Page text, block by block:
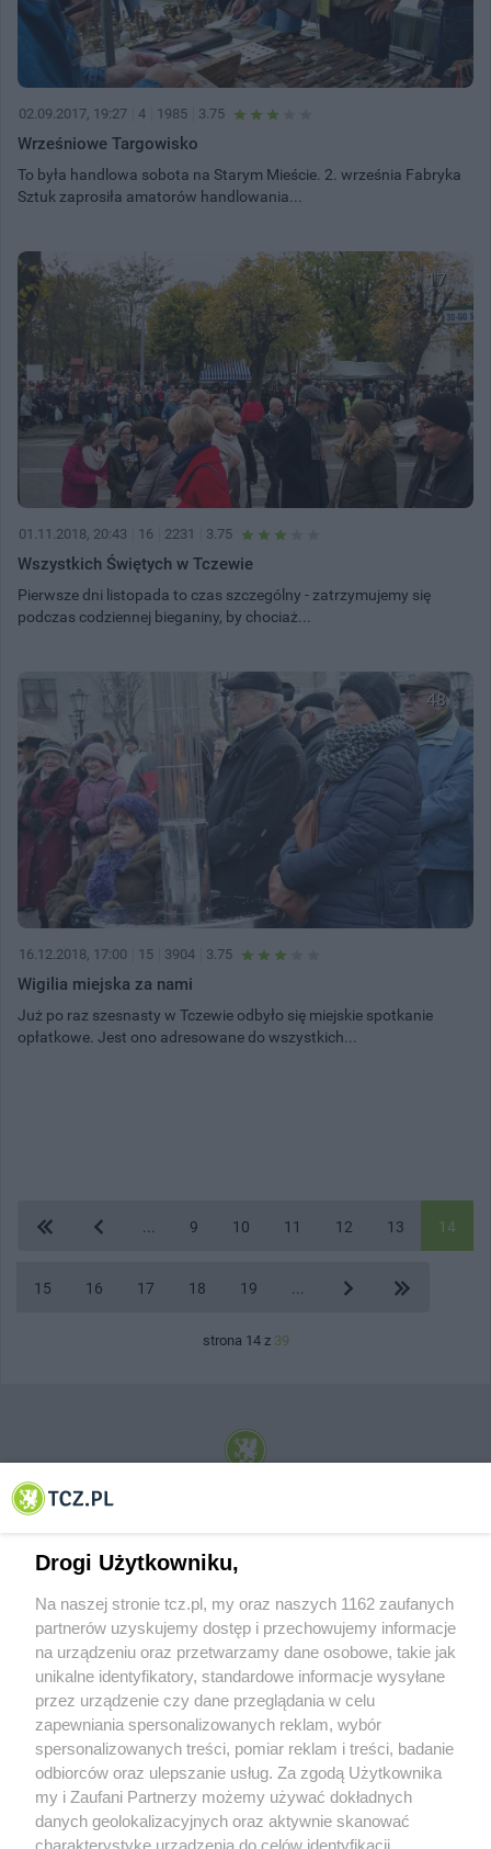
02.09.2017, 19:27 4 1985 3.75
Wrześniowe Targowisko
To była handlowa sobota na Starym Mieście. 2. września Fabryka
Sztuk zaprosiła amatorów handlowania...
17
01.11.2018, 20:43 16 2231 3.75
Wszystkich Świętych w Tczewie
Pierwsze dni listopada to czas szczególny - zatrzymujemy się
podczas codziennej bieganiny, by chociaż...
48
16.12.2018, 17:00 15 3904 3.75
Wigilia miejska za nami
Już po raz szesnasty w Tczewie odbyło się miejskie spotkanie
opłatkowe. Jest ono adresowane do wszystkich...
9 10 11 12 13 14
15 16 17 18 19
strona 14 z 39
© 2001-2026 Tczew - TCZ.PL Sp. z o.o. Internetowy Serwis Informacyjny Miasta
O FIRMIE POLITYKA PRYWATNOŚCI HOSTING
REKLAMA WSPÓŁPRACA RSS FACEBOOK KONTAKT
Nasze serwisy
Drogi Użytkowniku,
Na naszej stronie tcz.pl, my oraz naszych 1162 zaufanych
partnerów uzyskujemy dostęp i przechowujemy informacje
na urządzeniu oraz przetwarzamy dane osobowe, takie jak
unikalne identyfikatory, standardowe informacje wysyłane
przez urządzenie czy dane przeglądania w celu
zapewniania spersonalizowanych reklam, wybór
spersonalizowanych treści, pomiar reklam i treści, badanie
odbiorców oraz ulepszanie usług. Za zgodą Użytkownika
my i Zaufani Partnerzy możemy używać dokładnych
danych geolokalizacyjnych oraz aktywnie skanować
charakterystykę urządzenia do celów identyfikacji.